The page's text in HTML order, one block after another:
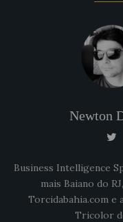
Newton
Business Intelligence
mais Baiano do
Torcidabahia.com e
Tricolor